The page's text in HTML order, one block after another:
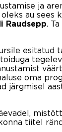
ja
au sees
Raudsepp
.
esitatud
oma
järgmisel
tiitel